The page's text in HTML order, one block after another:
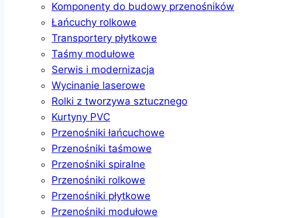
Komponenty do budowy przenośników
Łańcuchy rolkowe
Transportery płytkowe
Taśmy modułowe
Serwis i modernizacja
Wycinanie laserowe
Rolki z tworzywa sztucznego
Kurtyny PVC
Przenośniki łańcuchowe
Przenośniki taśmowe
Przenośniki spiralne
Przenośniki rolkowe
Przenośniki płytkowe
Przenośniki modułowe